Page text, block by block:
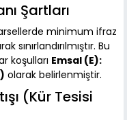
Şartları
minimum ifraz
sınırlandırılmıştır. Bu
koşulları Emsal (E):
olarak belirlenmiştir.
(Kür Tesisi